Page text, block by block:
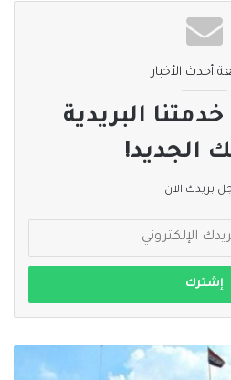
أحدث الأخبار
البريدية
الجديد!
بريدك الآن